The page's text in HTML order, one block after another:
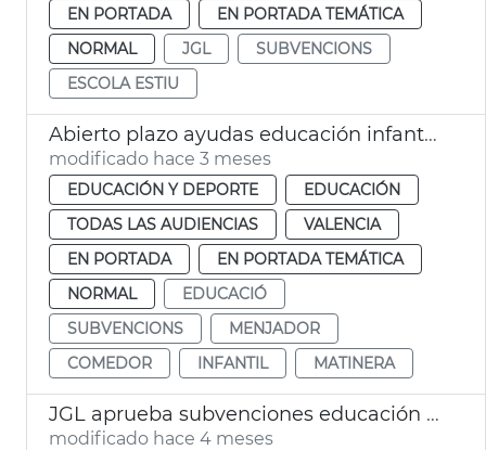
EN PORTADA
EN PORTADA TEMÁTICA
NORMAL
JGL
SUBVENCIONS
ESCOLA ESTIU
Abierto plazo ayudas educación infantil València
modificado hace 3 meses
EDUCACIÓN Y DEPORTE
EDUCACIÓN
TODAS LAS AUDIENCIAS
VALENCIA
EN PORTADA
EN PORTADA TEMÁTICA
NORMAL
EDUCACIÓ
SUBVENCIONS
MENJADOR
COMEDOR
INFANTIL MATINERA
JGL aprueba subvenciones educación infantil València
modificado hace 4 meses